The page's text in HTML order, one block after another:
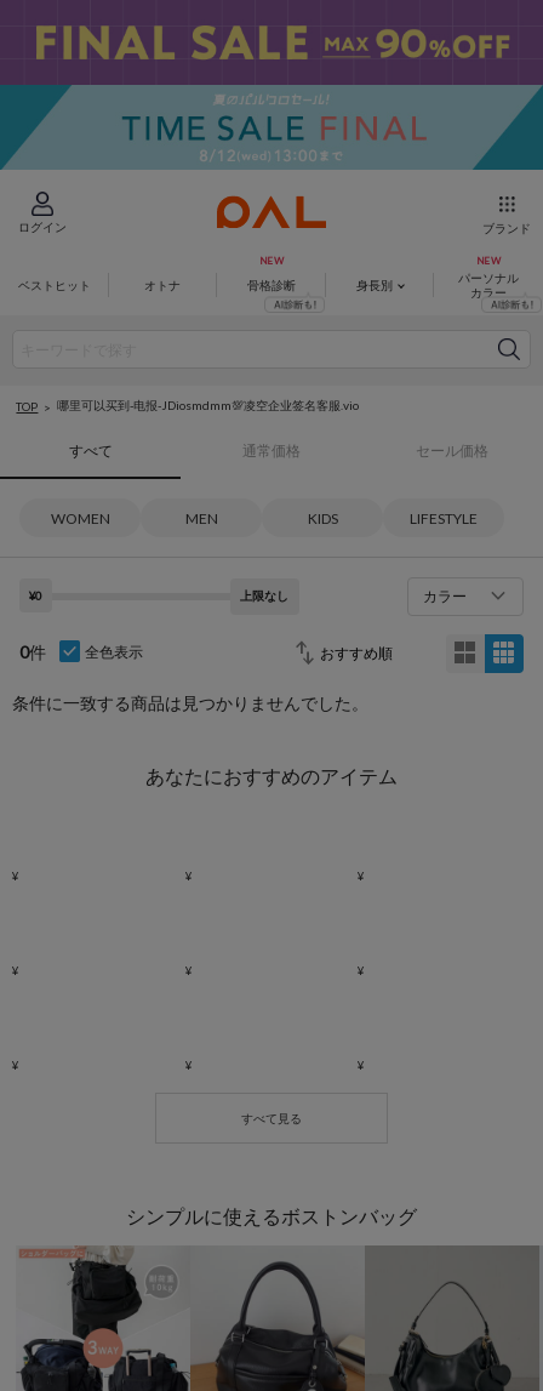
ログイン ブランド
ベストヒット オトナ 骨格診断 身長別
パーソナル
カラー
TOP 哪里可以买到-电报-JDiosmdmm💯凌空企业签名客服.vio
すべて 通常価格 セール価格
WOMEN MEN KIDS LIFESTYLE
¥0 上限なし カラー
0件 全色表示
条件に一致する商品は見つかりませんでした。
あなたにおすすめのアイテム
シンプルに使えるボストンバッグ